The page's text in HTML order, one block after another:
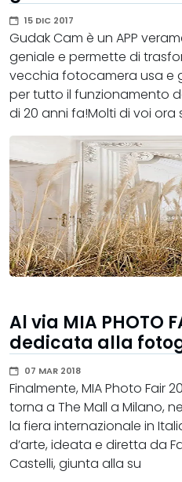
15 DIC 2017
Gudak Cam è un APP
geniale e permette di
vecchia fotocamera usa e
per tutto il funzionamento
di 20 anni fa!Molti di voi ora
Al via MIA PHOTO
dedicata alla
07 MAR 2018
Finalmente, MIA Photo Fair
torna a The Mall a Milano,
la fiera internazionale in
d’arte, ideata e diretta da
Castelli, giunta alla su